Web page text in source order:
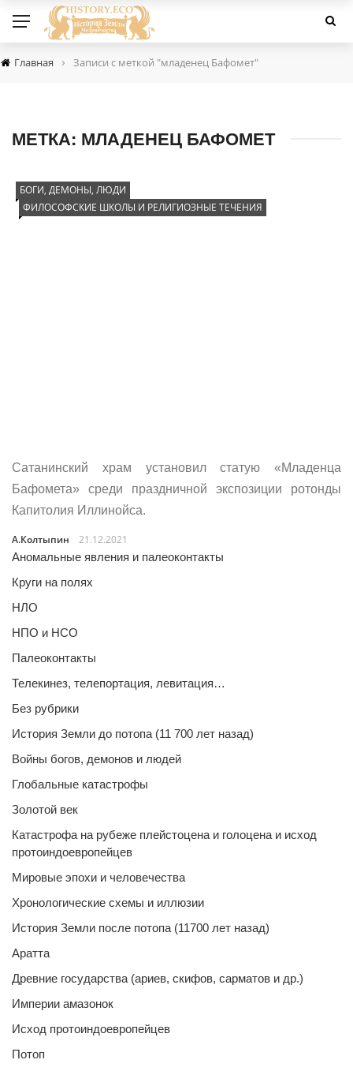
Главная › Записи с меткой "младенец Бафомет"
МЕТКА: МЛАДЕНЕЦ БАФОМЕТ
БОГИ, ДЕМОНЫ, ЛЮДИ
ФИЛОСОФСКИЕ ШКОЛЫ И РЕЛИГИОЗНЫЕ ТЕЧЕНИЯ
Сатанинский храм установил статую «Младенца
Бафомета» среди праздничной экспозиции ротонды
Капитолия Иллинойса.
А.Колтыпин
21.12.2021
Аномальные явления и палеоконтакты
Круги на полях
НЛО
НПО и НСО
Палеоконтакты
Телекинез, телепортация, левитация…
Без рубрики
История Земли до потопа (11 700 лет назад)
Войны богов, демонов и людей
Глобальные катастрофы
Золотой век
Катастрофа на рубеже плейстоцена и голоцена и исход
протоиндоевропейцев
Мировые эпохи и человечества
Хронологические схемы и иллюзии
История Земли после потопа (11700 лет назад)
Аратта
Древние государства (ариев, скифов, сарматов и др.)
Империи амазонок
Исход протоиндоевропейцев
Потоп